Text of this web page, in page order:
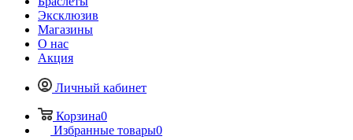
Эксклюзив
Магазины
О нас
Акция
Личный кабинет
Корзина0
Избранные товары0